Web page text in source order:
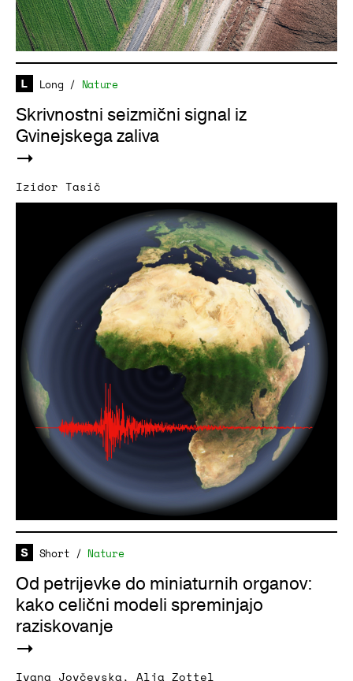
Long / Nature
Skrivnostni seizmični signal iz
Gvinejskega zaliva
Izidor Tasič
Short / Nature
Od petrijevke do miniaturnih organov:
kako celični modeli spreminjajo
raziskovanje
Ivana Jovčevska, Alja Zottel